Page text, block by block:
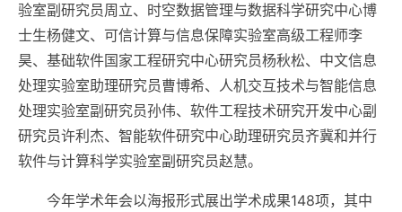
验室副研究员周立、时空数据管理与数据科学研究中心博
士生杨健文、可信计算与信息保障实验室高级工程师李
昊、基础软件国家工程研究中心研究员杨秋松、中文信息
处理实验室助理研究员曹博希、人机交互技术与智能信息
处理实验室副研究员孙伟、软件工程技术研究开发中心副
研究员许利杰、智能软件研究中心助理研究员齐冀和并行
软件与计算科学实验室副研究员赵慧。
今年学术年会以海报形式展出学术成果148项，其中